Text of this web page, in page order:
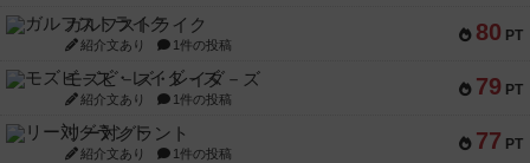
80 PT
ガルフストライク
紹介文あり 1件の投稿
79 PT
モズビ－ズ・レイダ－ズ
紹介文あり 1件の投稿
77 PT
リー対グラント
紹介文あり 1件の投稿